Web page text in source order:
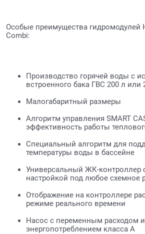
Особые преимущества гидромодулей
Combi:
Производство горячей воды с
встроенного бака ГВС 200 л или
Малогабаритный размеры
Алгоритм управления SMART
эффективность работы
Специальный алгоритм для
температуры воды в бассейне
Универсальный ЖК-контроллер
настройкой под любое схемное
Отображение на контроллере
режиме реального времени
Насос с переменным расходом
энергопотреблением класса А